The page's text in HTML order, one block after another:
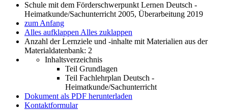
Schule mit dem Förderschwerpunkt Lernen Deutsch -
Heimatkunde/Sachunterricht 2005, Überarbeitung 2019
zum Anfang
Alles aufklappen Alles zuklappen
Anzahl der Lernziele und -inhalte mit Materialien aus der
Materialdatenbank: 2
Inhaltsverzeichnis
Teil Grundlagen
Teil Fachlehrplan Deutsch -
Heimatkunde/Sachunterricht
Dokument als PDF herunterladen
Kontaktformular